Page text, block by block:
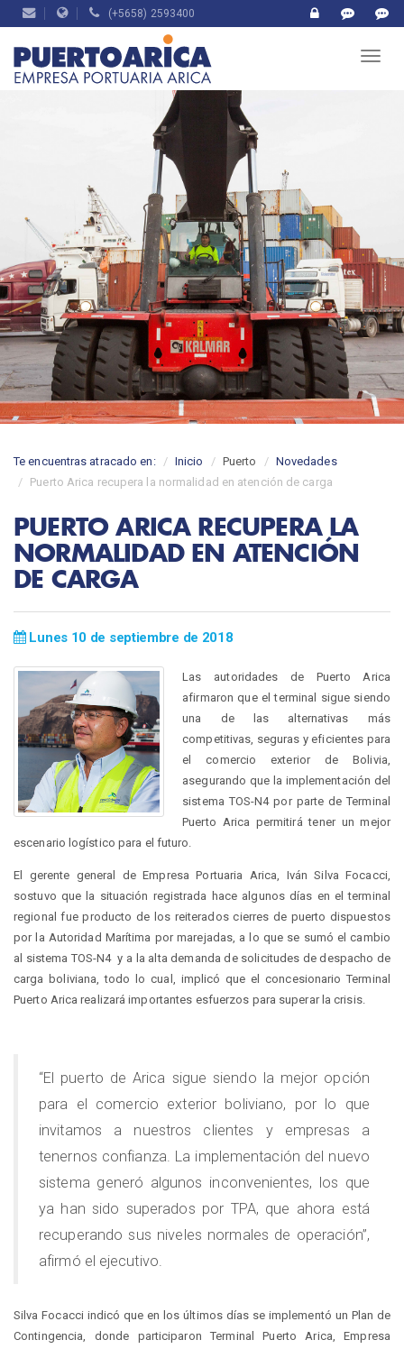
(+5658) 2593400
Te encuentras atracado en: Inicio Puerto
Novedades
Puerto Arica recupera la normalidad en atención de carga
PUERTO ARICA RECUPERA LA
NORMALIDAD EN ATENCIÓN
DE CARGA
Lunes 10 de septiembre de 2018
Las autoridades de Puerto Arica
afirmaron que el terminal sigue siendo
una de las alternativas más
competitivas, seguras y eficientes para
el comercio exterior de Bolivia,
asegurando que la implementación del
sistema TOS-N4 por parte de Terminal
Puerto Arica permitirá tener un mejor
escenario logístico para el futuro.
El gerente general de Empresa Portuaria Arica, Iván Silva Focacci,
sostuvo que la situación registrada hace algunos días en el terminal
regional fue producto de los reiterados cierres de puerto dispuestos
por la Autoridad Marítima por marejadas, a lo que se sumó el cambio
al sistema TOS-N4 y a la alta demanda de solicitudes de despacho de
carga boliviana, todo lo cual, implicó que el concesionario Terminal
Puerto Arica realizará importantes esfuerzos para superar la crisis.
“El puerto de Arica sigue siendo la mejor opción
para el comercio exterior boliviano, por lo que
invitamos a nuestros clientes y empresas a
tenernos confianza. La implementación del nuevo
sistema generó algunos inconvenientes, los que
ya han sido superados por TPA, que ahora está
recuperando sus niveles normales de operación”,
afirmó el ejecutivo.
Silva Focacci indicó que en los últimos días se implementó un Plan de
Contingencia, donde participaron Terminal Puerto Arica, Empresa